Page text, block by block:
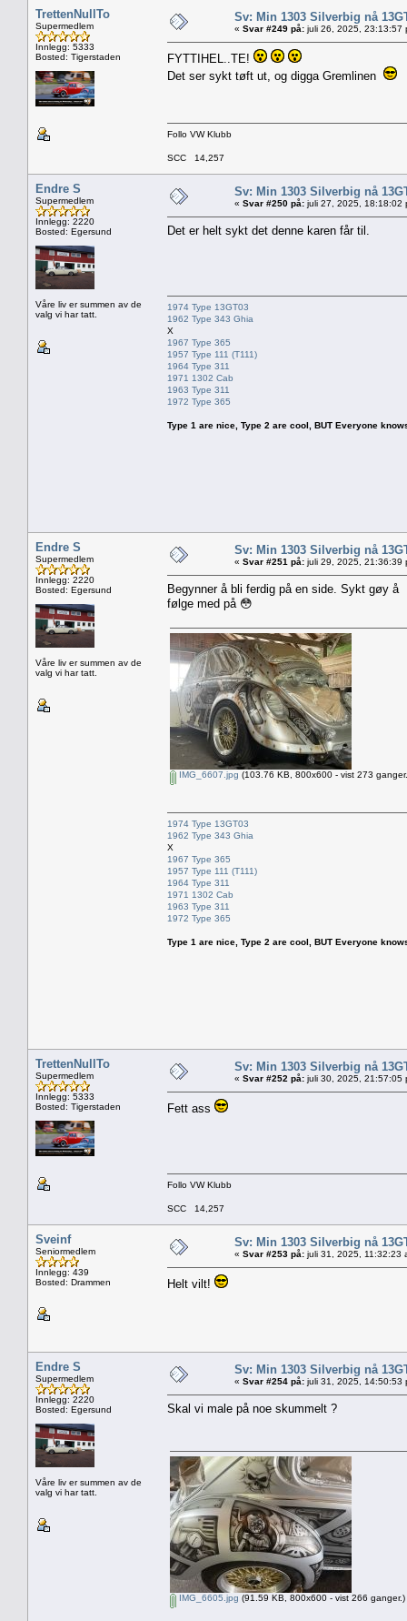
TrettenNullTo
Supermedlem
Innlegg: 5333
Bosted: Tigerstaden
Sv: Min 1303 Silverbig nå
« Svar #249 på: juli 26, 2025, 23:13:57
FYTTIHEL..TE!
Det ser sykt tøft ut, og digga Gremlinen
Follo VW Klubb
SCC 14,257
Endre S
Supermedlem
Innlegg: 2220
Bosted: Egersund
Våre liv er summen av de
valg vi har tatt.
Sv: Min 1303 Silverbig nå
« Svar #250 på: juli 27, 2025, 18:18:02
Det er helt sykt det denne karen får til.
1974 Type 13GT03
1962 Type 343 Ghia
X
1967 Type 365
1957 Type 111 (T111)
1964 Type 311
1971 1302 Cab
1963 Type 311
1972 Type 365
Type 1 are nice, Type 2 are cool, BUT Everyone
Endre S
Supermedlem
Innlegg: 2220
Bosted: Egersund
Våre liv er summen av de
valg vi har tatt.
Sv: Min 1303 Silverbig nå
« Svar #251 på: juli 29, 2025, 21:36:39
Begynner å bli ferdig på en side. Sykt gøy å
følge med på 😳
IMG_6607.jpg (103.76 KB, 800x600 - vist 273
1974 Type 13GT03
1962 Type 343 Ghia
X
1967 Type 365
1957 Type 111 (T111)
1964 Type 311
1971 1302 Cab
1963 Type 311
1972 Type 365
Type 1 are nice, Type 2 are cool, BUT Everyone
TrettenNullTo
Supermedlem
Innlegg: 5333
Bosted: Tigerstaden
Sv: Min 1303 Silverbig nå
« Svar #252 på: juli 30, 2025, 21:57:05
Fett ass
Follo VW Klubb
SCC 14,257
Sveinf
Seniormedlem
Innlegg: 439
Bosted: Drammen
Sv: Min 1303 Silverbig nå
« Svar #253 på: juli 31, 2025, 11:32:23
Helt vilt!
Endre S
Supermedlem
Innlegg: 2220
Bosted: Egersund
Våre liv er summen av de
valg vi har tatt.
Sv: Min 1303 Silverbig nå
« Svar #254 på: juli 31, 2025, 14:50:53
Skal vi male på noe skummelt ?
IMG_6605.jpg (91.59 KB, 800x600 - vist 266 ganger.)